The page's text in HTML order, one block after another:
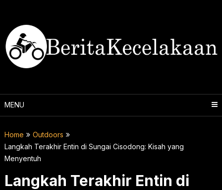
content
MENU
Home
Outdoors
Langkah Terakhir Entin di Sungai Cisodong: Kisah yang
Menyentuh
Langkah Terakhir Entin di